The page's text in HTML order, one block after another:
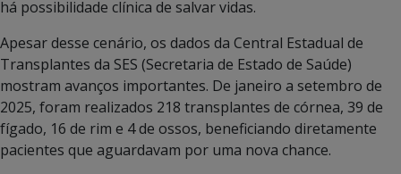
há possibilidade clínica de salvar vidas.
Apesar desse cenário, os dados da Central Estadual de
Transplantes da SES (Secretaria de Estado de Saúde)
mostram avanços importantes. De janeiro a setembro de
2025, foram realizados 218 transplantes de córnea, 39 de
fígado, 16 de rim e 4 de ossos, beneficiando diretamente
pacientes que aguardavam por uma nova chance.